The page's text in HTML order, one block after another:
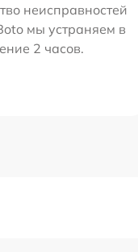
неисправностей
мы устраняем в
2 часов.